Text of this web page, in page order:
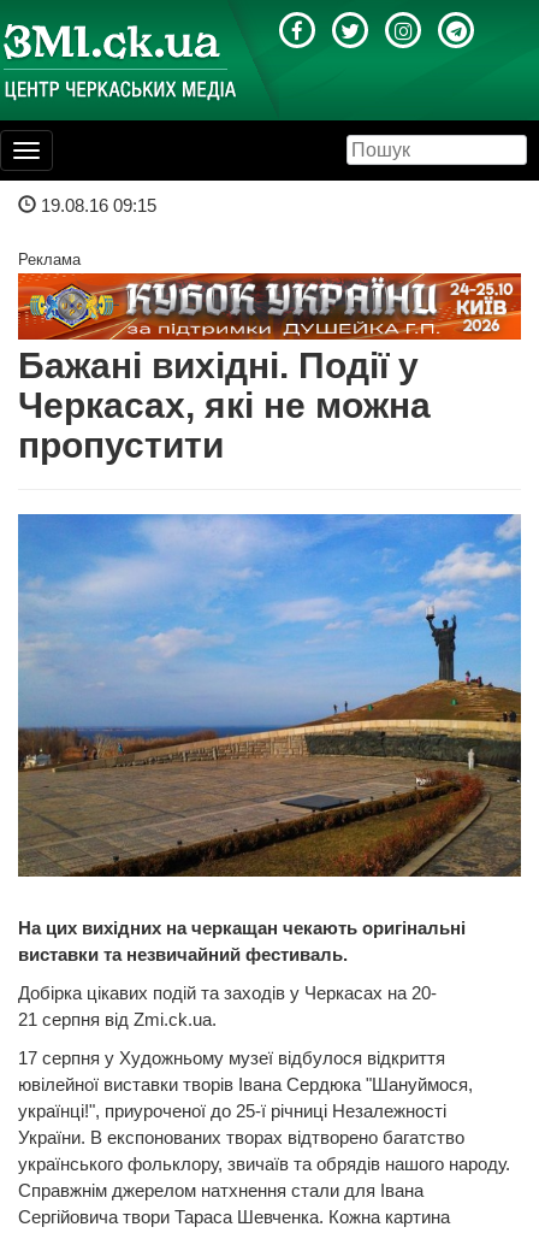
Toggle
navigation
19.08.16 09:15
Реклама
Бажані вихідні. Події у
Черкасах, які не можна
пропустити
На цих вихідних на черкащан чекають оригінальні
виставки та незвичайний фестиваль.
Добірка цікавих подій та заходів у Черкасах на 20-
21 серпня від Zmi.ck.ua.
17 серпня у Художньому музеї відбулося відкриття
ювілейної виставки творів Івана Сердюка "Шануймося,
українці!", приуроченої до 25-ї річниці Незалежності
України. В експонованих творах відтворено багатство
українського фольклору, звичаїв та обрядів нашого народу.
Справжнім джерелом натхнення стали для Івана
Сергійовича твори Тараса Шевченка. Кожна картина